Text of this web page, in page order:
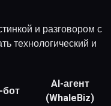
и разговором с
технологический и
бот
AI-агент
(WhaleBiz)